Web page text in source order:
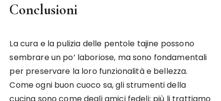
Conclusioni
La cura e la pulizia delle pentole tajine possono
sembrare un po’ laboriose, ma sono fondamentali
per preservare la loro funzionalità e bellezza.
Come ogni buon cuoco sa, gli strumenti della